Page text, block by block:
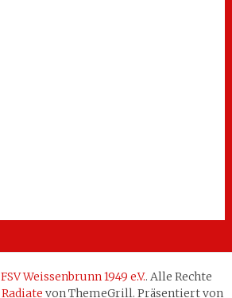
FSV Weissenbrunn 1949 e.V.. Alle Rechte
Radiate von ThemeGrill. Präsentiert von